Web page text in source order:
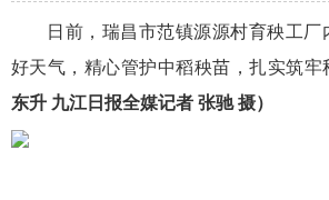
日前，瑞昌市范镇源源村育秧工
好天气，精心管护中稻秧苗，扎实筑牢
东升 九江日报全媒记者 张驰 摄）